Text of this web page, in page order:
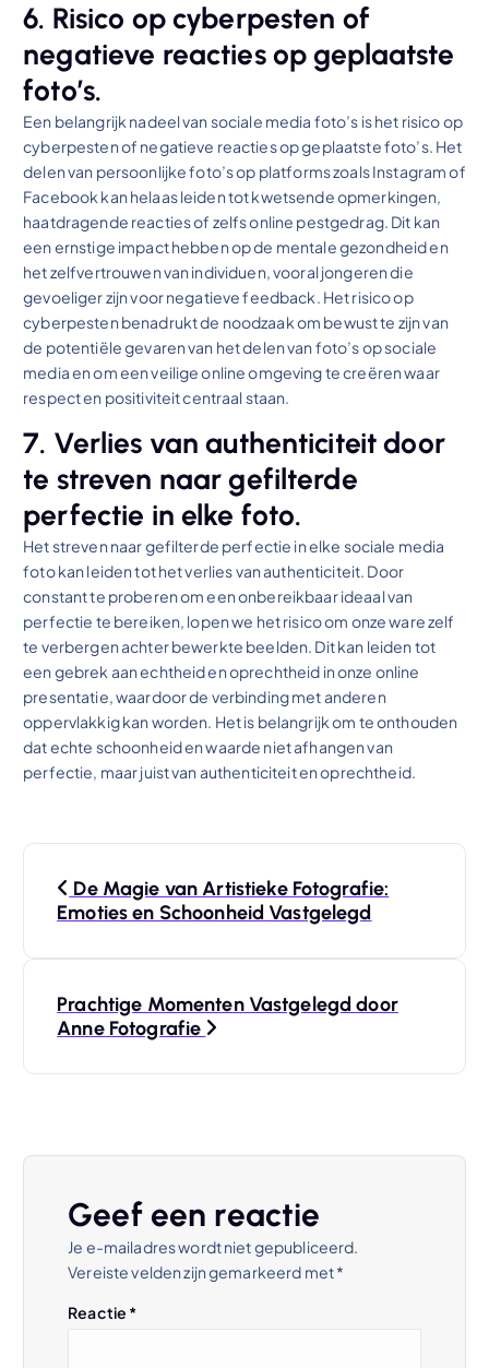
6. Risico op cyberpesten of
negatieve reacties op geplaatste
foto’s.
Een belangrijk nadeel van sociale media foto’s is het risico op
cyberpesten of negatieve reacties op geplaatste foto’s. Het
delen van persoonlijke foto’s op platforms zoals Instagram of
Facebook kan helaas leiden tot kwetsende opmerkingen,
haatdragende reacties of zelfs online pestgedrag. Dit kan
een ernstige impact hebben op de mentale gezondheid en
het zelfvertrouwen van individuen, vooral jongeren die
gevoeliger zijn voor negatieve feedback. Het risico op
cyberpesten benadrukt de noodzaak om bewust te zijn van
de potentiële gevaren van het delen van foto’s op sociale
media en om een veilige online omgeving te creëren waar
respect en positiviteit centraal staan.
7. Verlies van authenticiteit door
te streven naar gefilterde
perfectie in elke foto.
Het streven naar gefilterde perfectie in elke sociale media
foto kan leiden tot het verlies van authenticiteit. Door
constant te proberen om een onbereikbaar ideaal van
perfectie te bereiken, lopen we het risico om onze ware zelf
te verbergen achter bewerkte beelden. Dit kan leiden tot
een gebrek aan echtheid en oprechtheid in onze online
presentatie, waardoor de verbinding met anderen
oppervlakkig kan worden. Het is belangrijk om te onthouden
dat echte schoonheid en waarde niet afhangen van
perfectie, maar juist van authenticiteit en oprechtheid.
De Magie van Artistieke Fotografie:
Emoties en Schoonheid Vastgelegd
Prachtige Momenten Vastgelegd door
Anne Fotografie
Geef een reactie
Je e-mailadres wordt niet gepubliceerd.
Vereiste velden zijn gemarkeerd met*
Reactie *